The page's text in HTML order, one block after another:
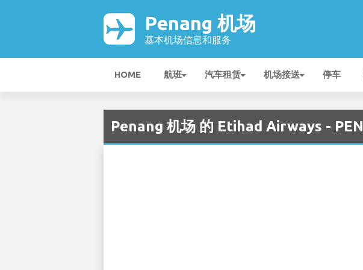
Penang 机场
基本机场信息和服务
HOME 航班 汽车租赁 机场接送 停车
Penang 机场 的 Etihad Airways - PEN